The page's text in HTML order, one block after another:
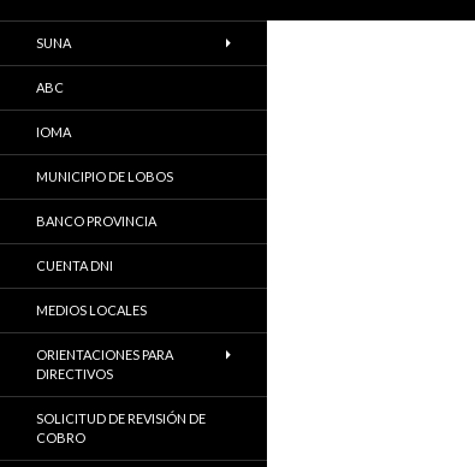
SUNA
ABC
IOMA
MUNICIPIO DE LOBOS
BANCO PROVINCIA
CUENTA DNI
MEDIOS LOCALES
ORIENTACIONES PARA
DIRECTIVOS
SOLICITUD DE REVISIÓN DE
COBRO